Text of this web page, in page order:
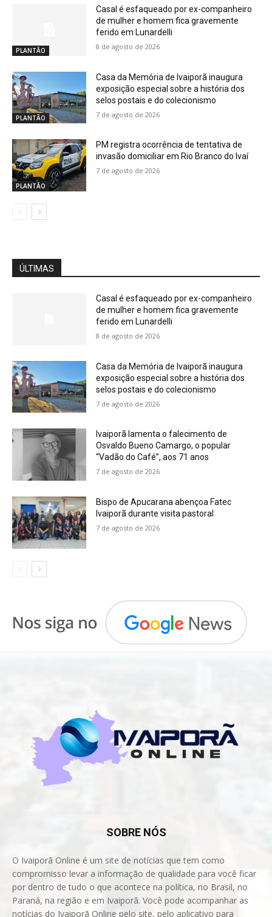
PLANTÃO
Casal é esfaqueado por ex-companheiro
de mulher e homem fica gravemente
ferido em Lunardelli
8 de agosto de 2026
PLANTÃO
Casa da Memória de Ivaiporã inaugura
exposição especial sobre a história dos
selos postais e do colecionismo
7 de agosto de 2026
PLANTÃO
PM registra ocorrência de tentativa de
invasão domiciliar em Rio Branco do Ivaí
7 de agosto de 2026
ÚLTIMAS
Casal é esfaqueado por ex-companheiro
de mulher e homem fica gravemente
ferido em Lunardelli
8 de agosto de 2026
Casa da Memória de Ivaiporã inaugura
exposição especial sobre a história dos
selos postais e do colecionismo
7 de agosto de 2026
Ivaiporã lamenta o falecimento de
Osvaldo Bueno Camargo, o popular
“Vadão do Café”, aos 71 anos
7 de agosto de 2026
Bispo de Apucarana abençoa Fatec
Ivaiporã durante visita pastoral
7 de agosto de 2026
SOBRE NÓS
O Ivaiporã Online é um site de notícias que tem como
compromisso levar a informação de qualidade para você ficar
por dentro de tudo o que acontece na política, no Brasil, no
Paraná, na região e em Ivaiporã. Você pode acompanhar as
notícias do Ivaiporã Online pelo site, pelo aplicativo para